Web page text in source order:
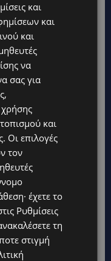
– Στους 40°C
ισχύ
εκδήλωση για
– «Ασέβεια προς
και
και
και
να
σας για
και
Οι επιλογές
τον
έχετε το
Ρυθμίσεις
τη
στιγμή